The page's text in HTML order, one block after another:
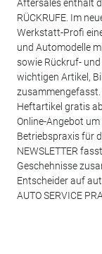
Aftersales enthält
RÜCKRUFE. Im
Werkstatt-Profi
und Automodelle
sowie Rückruf-
wichtigen Artikel,
Heftartikel gratis
Online-Angebot
Betriebspraxis für
NEWSLETTER
Geschehnisse
Entscheider auf
AUTO SERVICE